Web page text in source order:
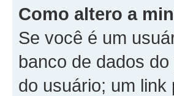
Como altero a
Se você é um
banco de dados
do usuário; um